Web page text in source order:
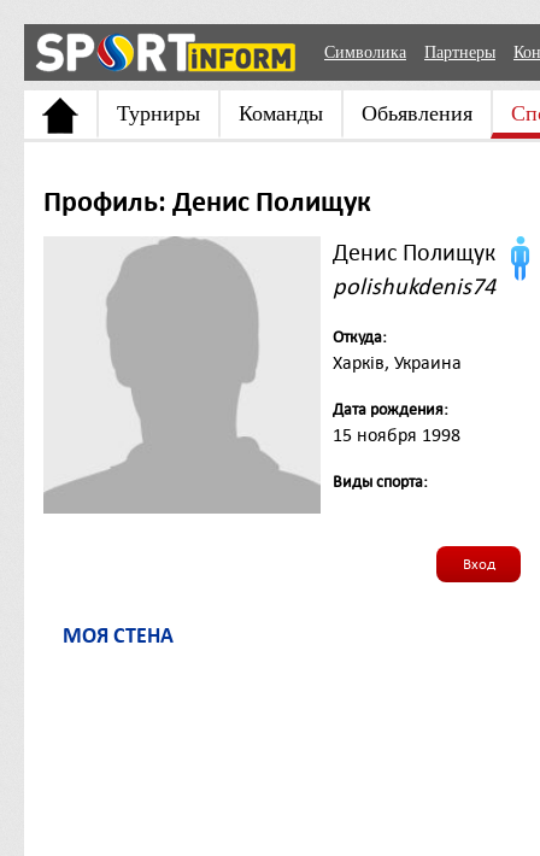
Символика Партнеры
Турниры Команды Обьявления
Профиль: Денис Полищук
Денис Полищук
polishukdenis74
Откуда:
Харків, Украина
Дата рождения:
15 ноября 1998
Виды спорта:
Вход
МОЯ СТЕНА